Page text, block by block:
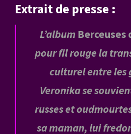
Extrait de presse :
L’album Berceuses
pour fil rouge la
culturel entre les
Veronika se
russes et
sa maman, lui